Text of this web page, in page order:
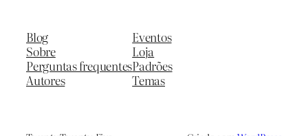
Blog
Sobre
Perguntas frequentes
Autores
Eventos
Loja
Padrões
Temas